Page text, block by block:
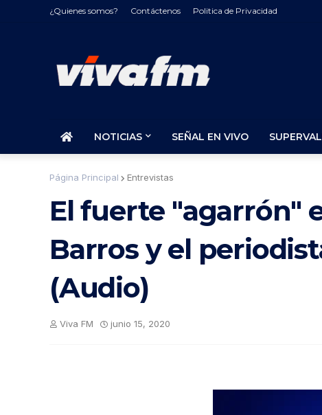
¿Quienes somos? Contáctenos Politica de Privacidad
NOTICIAS SEÑAL EN VIVO
Página Principal Entrevistas
El fuerte "agarrón"
Barros y el
(Audio)
Viva FM junio 15, 2020